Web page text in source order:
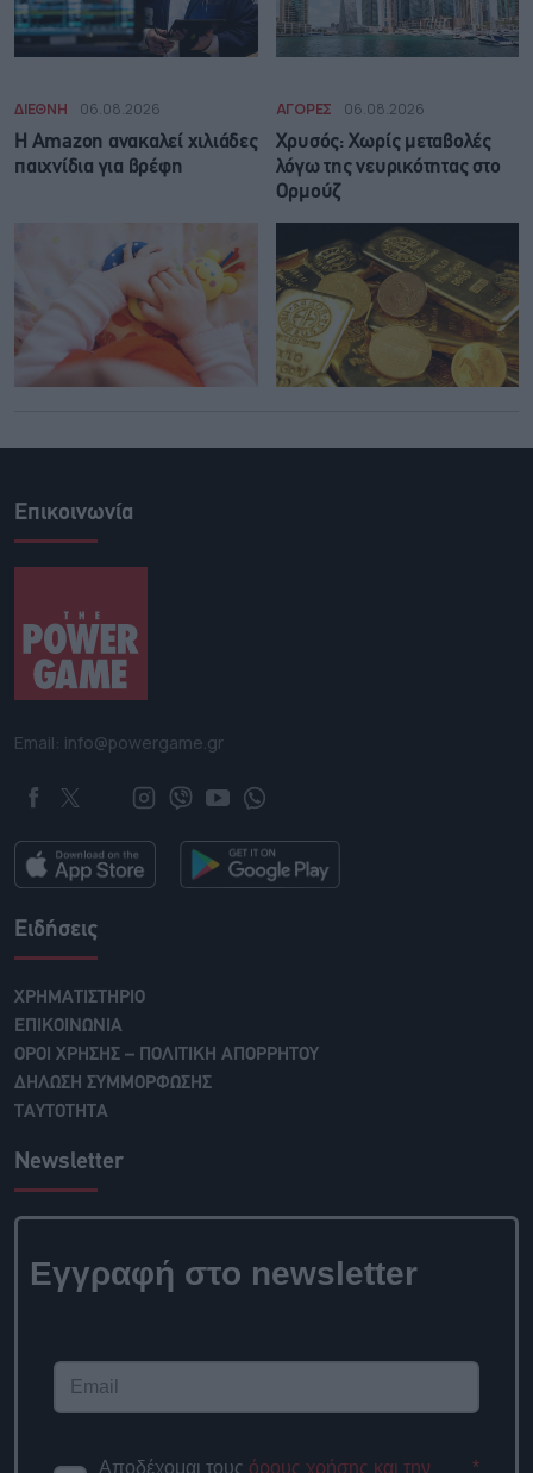
ΔΙΕΘΝΗ 06.08.2026
Η Amazon ανακαλεί χιλιάδες
παιχνίδια για βρέφη
ΑΓΟΡΕΣ 06.08.2026
Χρυσός: Χωρίς μεταβολές
λόγω της νευρικότητας στο
Ορμούζ
Επικοινωνία
Email: info@powergame.gr
Ειδήσεις
ΧΡΗΜΑΤΙΣΤΗΡΙΟ
ΕΠΙΚΟΙΝΩΝΙΑ
ΟΡΟΙ ΧΡΗΣΗΣ – ΠΟΛΙΤΙΚΗ ΑΠΟΡΡΗΤΟΥ
ΔΗΛΩΣΗ ΣΥΜΜΟΡΦΩΣΗΣ
ΤΑΥΤΟΤΗΤΑ
Newsletter
Εγγραφή στο